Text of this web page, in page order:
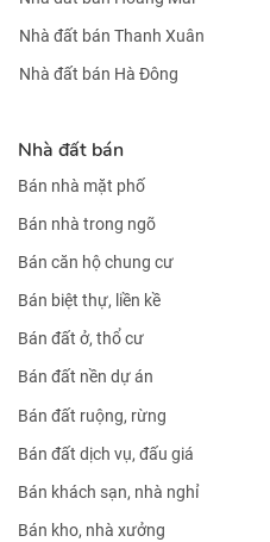
Nhà đất bán Thanh Xuân
Nhà đất bán Hà Đông
Nhà đất bán
Bán nhà mặt phố
Bán nhà trong ngõ
Bán căn hộ chung cư
Bán biệt thự, liền kề
Bán đất ở, thổ cư
Bán đất nền dự án
Bán đất ruộng, rừng
Bán đất dịch vụ, đấu giá
Bán khách sạn, nhà nghỉ
Bán kho, nhà xưởng